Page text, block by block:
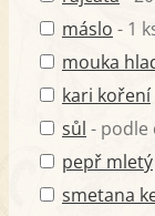
máslo - 1
mouka
kari koření
sůl - podle
pepř mletý
smetana